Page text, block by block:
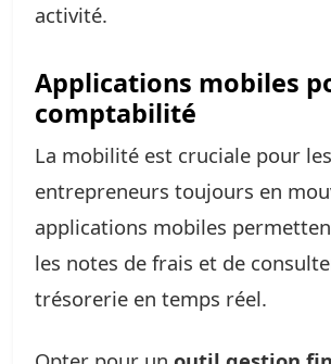
activité.
Applications mobiles
comptabilité
La mobilité est cruciale pour les
entrepreneurs toujours en
applications mobiles
les notes de frais et de
trésorerie en temps réel.